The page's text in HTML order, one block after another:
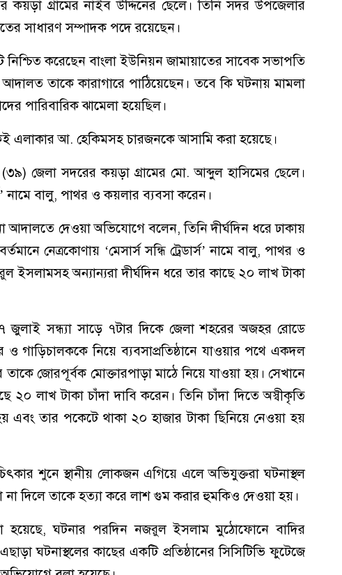
গ্রামের নাইব উদ্দিনের ছেলে। তিনি সদর উপজেলার
সাধারণ সম্পাদক পদে রয়েছেন।
করেছেন বাংলা ইউনিয়ন জামায়াতের সাবেক সভাপতি
তাকে কারাগারে পাঠিয়েছেন। তবে কি ঘটনায় মামলা
পারিবারিক ঝামেলা হয়েছিল।
এলাকার আ. হেকিমসহ চারজনকে আসামি করা হয়েছে।
জেলা সদরের কয়ড়া গ্রামের মো. আব্দুল হাসিমের ছেলে।
নামে বালু, পাথর ও কয়লার ব্যবসা করেন।
আদালতে দেওয়া অভিযোগে বলেন, তিনি দীর্ঘদিন ধরে ঢাকায়
নেত্রকোণায় ‘মেসার্স সন্ধি ট্রেডার্স’ নামে বালু, পাথর ও
অন্যান্যরা দীর্ঘদিন ধরে তার কাছে ২০ লাখ টাকা
সন্ধ্যা সাড়ে ৭টার দিকে জেলা শহরের অজহর রোডে
ও গাড়িচালককে নিয়ে ব্যবসাপ্রতিষ্ঠানে যাওয়ার পথে একদল
জোরপূর্বক মোক্তারপাড়া মাঠে নিয়ে যাওয়া হয়। সেখানে
লাখ টাকা চাঁদা দাবি করেন। তিনি চাঁদা দিতে অস্বীকৃতি
এবং তার পকেটে থাকা ২০ হাজার টাকা ছিনিয়ে নেওয়া হয়
শুনে স্থানীয় লোকজন এগিয়ে এলে অভিযুক্তরা ঘটনাস্থল
না দিলে তাকে হত্যা করে লাশ গুম করার হুমকিও দেওয়া হয়।
হয়েছে, ঘটনার পরদিন নজরুল ইসলাম মুঠোফোনে বাদির
ঘটনাস্থলের কাছের একটি প্রতিষ্ঠানের সিসিটিভি ফুটেজে